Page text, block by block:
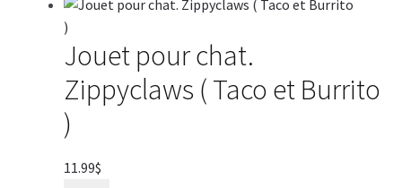
Libellule
Jouet pour chat.
Zippyclaws ( Taco et Burrito
)
11.99$